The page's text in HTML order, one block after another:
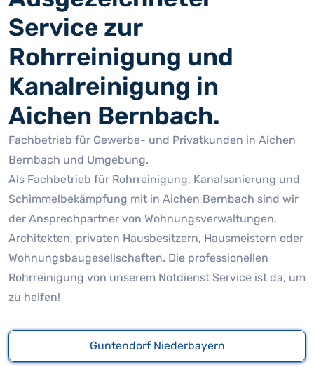
Service zur
Rohrreinigung und
Kanalreinigung in
Aichen Bernbach.
Fachbetrieb für Gewerbe- und Privatkunden in Aichen
Bernbach und Umgebung.
Als Fachbetrieb für Rohrreinigung, Kanalsanierung und
Schimmelbekämpfung mit in Aichen Bernbach sind wir
der Ansprechpartner von Wohnungsverwaltungen,
Architekten, privaten Hausbesitzern, Hausmeistern oder
Wohnungsbaugesellschaften. Die professionellen
Rohrreinigung von unserem Notdienst Service ist da, um
zu helfen!
Guntendorf Niederbayern